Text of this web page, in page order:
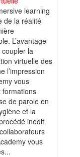
learning
de la réalité
L’avantage
la
virtuelle des
l’impression
vous
formations
de parole en
et la
inédit
vous